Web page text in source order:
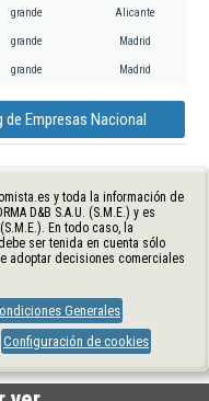
grande Alicante
grande Madrid
grande Madrid
de Empresas Nacional
y toda la información de
D&B S.A.U. (S.M.E.) y es
En todo caso, la
ser tenida en cuenta sólo
adoptar decisiones comerciales
Generales
Configuración de cookies